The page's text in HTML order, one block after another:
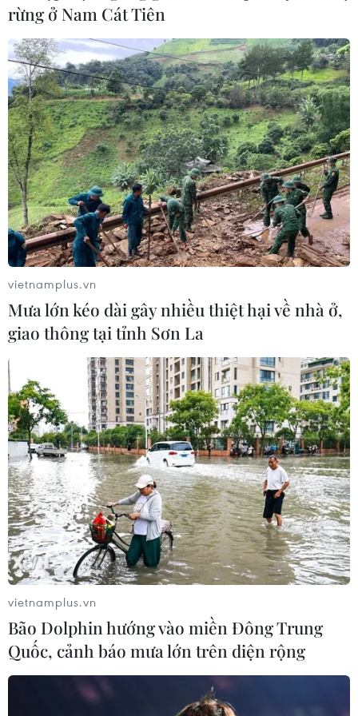
rừng ở Nam Cát Tiên
vietnamplus.vn
Mưa lớn kéo dài gây nhiều thiệt hại về nhà ở,
giao thông tại tỉnh Sơn La
vietnamplus.vn
Bão Dolphin hướng vào miền Đông Trung
Quốc, cảnh báo mưa lớn trên diện rộng